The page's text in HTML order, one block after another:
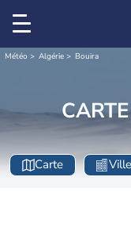
Météo Algérie Bouira
Carte